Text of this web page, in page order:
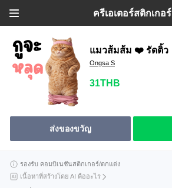
ครีเอเตอร์สติกเกอร์
แมวส้มส้ม ❤️ รัดติ้ว
Ongsa S
31THB
ส่งของขวัญ
รองรับ คอมบิเนชันสติกเกอร์/ตกแต่ง
เนื้อหาที่สร้างโดย AI คืออะไร